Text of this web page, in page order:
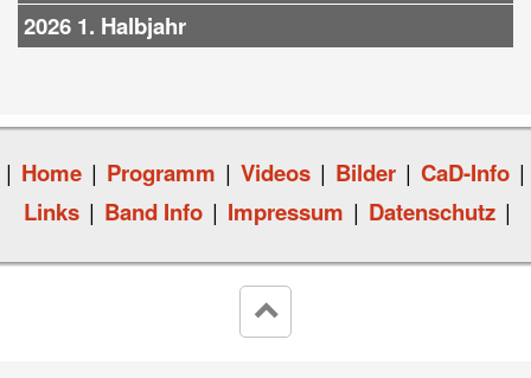
2026 1. Halbjahr
| Home | Programm | Videos | Bilder | CaD-Info |
Links | Band Info | Impressum | Datenschutz |
keyboard_arrow_up